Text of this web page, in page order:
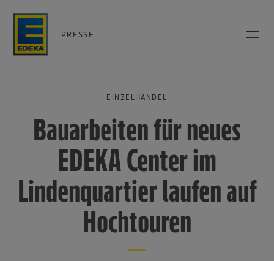
PRESSE
EINZELHANDEL
Bauarbeiten für neues
EDEKA Center im
Lindenquartier laufen auf
Hochtouren